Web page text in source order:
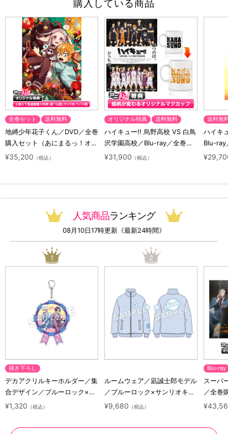
購入している商品
全巻セット 送料無料
地縛少年花子くん／DVD／全巻
購入セット（あにまるっ！オリ
ジナル特典付き・送料無料）
¥35,200 （税込）
オリジナル特典 送料無料
ハイキュー!! 烏野高校 VS 白鳥
沢学園高校／Blu-ray／全巻セ
ット（初回生産限定・アニまる
¥31,900 （税込）
送料無
ハイキ
Blu-ray
ト（初
人気商品ランキング
08月10日17時更新《最新24時間》
1
描き下ろし
デカアクリルキーホルダー／集
合デザイン／ブルーロック×サ
ンリオキャラクターズ
¥1,320 （税込）
2
ルームウェア／凪誠士郎モデル
／ブルーロック×サンリオキャ
ラクターズ
¥9,680 （税込）
Blu-ray
スーパ
／全巻
ray（ア